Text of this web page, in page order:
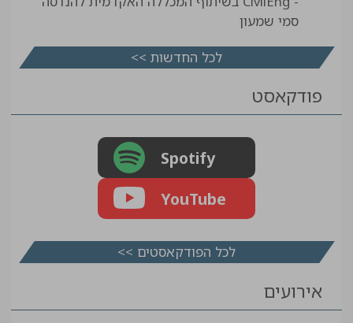
סמי שמעון
לכל החדשות >>
פודקאסט
Spotify
YouTube
לכל הפודקאסטים >>
אירועים